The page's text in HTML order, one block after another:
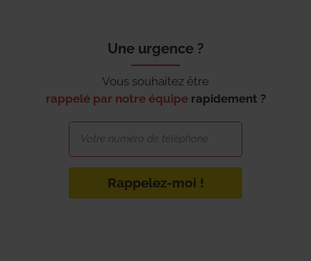
Une urgence ?
Vous souhaitez être
rappelé par notre équipe rapidement ?
Rappelez-moi !